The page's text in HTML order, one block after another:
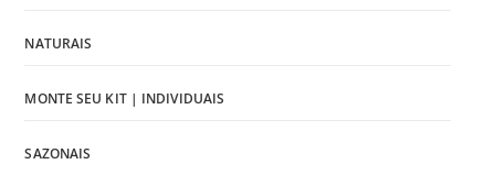
NATURAIS
MONTE SEU KIT | INDIVIDUAIS
SAZONAIS